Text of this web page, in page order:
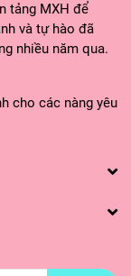
tảng MXH để
và tự hào đã
nhiều năm qua.
cho các nàng yêu